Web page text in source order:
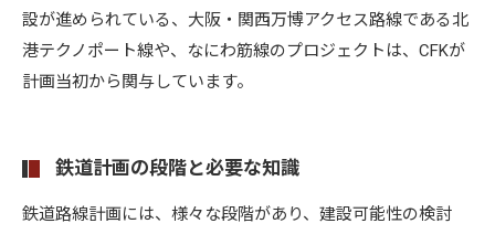
設が進められている、大阪・関西万博アクセス路線である北
港テクノポート線や、なにわ筋線のプロジェクトは、CFKが
計画当初から関与しています。
鉄道計画の段階と必要な知識
鉄道路線計画には、様々な段階があり、建設可能性の検討